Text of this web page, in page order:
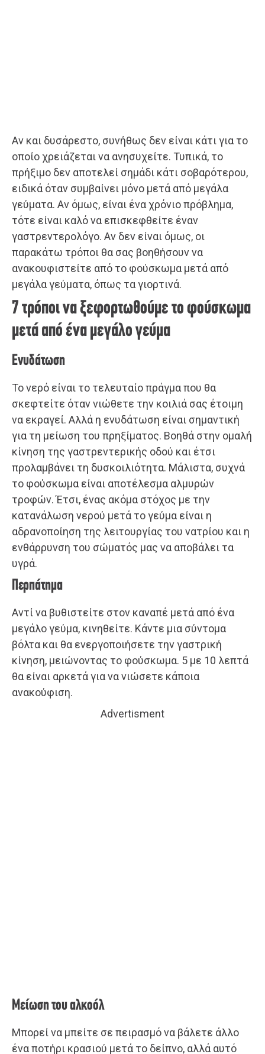
Αν και δυσάρεστο, συνήθως δεν είναι κάτι για το
οποίο χρειάζεται να ανησυχείτε. Τυπικά, το
πρήξιμο δεν αποτελεί σημάδι κάτι σοβαρότερου,
ειδικά όταν συμβαίνει μόνο μετά από μεγάλα
γεύματα. Αν όμως, είναι ένα χρόνιο πρόβλημα,
τότε είναι καλό να επισκεφθείτε έναν
γαστρεντερολόγο. Αν δεν είναι όμως, οι
παρακάτω τρόποι θα σας βοηθήσουν να
ανακουφιστείτε από το φούσκωμα μετά από
μεγάλα γεύματα, όπως τα γιορτινά.
7 τρόποι να ξεφορτωθούμε το φούσκωμα
μετά από ένα μεγάλο γεύμα
Ενυδάτωση
Το νερό είναι το τελευταίο πράγμα που θα
σκεφτείτε όταν νιώθετε την κοιλιά σας έτοιμη
να εκραγεί. Αλλά η ενυδάτωση είναι σημαντική
για τη μείωση του πρηξίματος. Βοηθά στην ομαλή
κίνηση της γαστρεντερικής οδού και έτσι
προλαμβάνει τη δυσκοιλιότητα. Μάλιστα, συχνά
το φούσκωμα είναι αποτέλεσμα αλμυρών
τροφών. Έτσι, ένας ακόμα στόχος με την
κατανάλωση νερού μετά το γεύμα είναι η
αδρανοποίηση της λειτουργίας του νατρίου και η
ενθάρρυνση του σώματός μας να αποβάλει τα
υγρά.
Περπάτημα
Αντί να βυθιστείτε στον καναπέ μετά από ένα
μεγάλο γεύμα, κινηθείτε. Κάντε μια σύντομα
βόλτα και θα ενεργοποιήσετε την γαστρική
κίνηση, μειώνοντας το φούσκωμα. 5 με 10 λεπτά
θα είναι αρκετά για να νιώσετε κάποια
ανακούφιση.
Advertisment
Μείωση του αλκοόλ
Μπορεί να μπείτε σε πειρασμό να βάλετε άλλο
ένα ποτήρι κρασιού μετά το δείπνο, αλλά αυτό